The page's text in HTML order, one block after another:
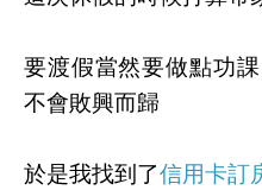
要渡假當然要做點功
不會敗興而歸
於是我找到了信用卡訂